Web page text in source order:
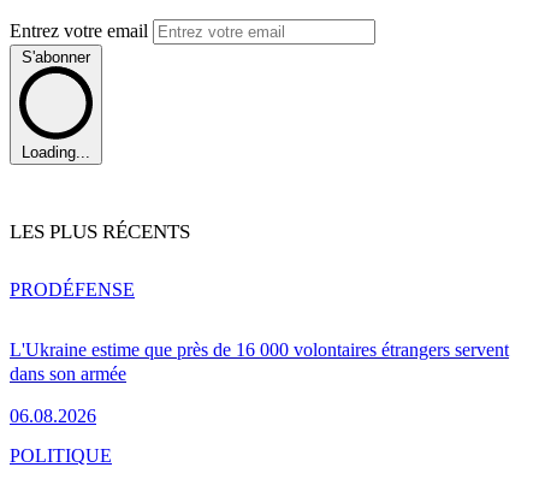
Entrez votre email
S'abonner
Loading...
LES PLUS RÉCENTS
L'Ukraine estime que près de 16 000 volontaires étrangers servent
dans son armée
06.08.2026
PRODÉFENSE
POLITIQUE